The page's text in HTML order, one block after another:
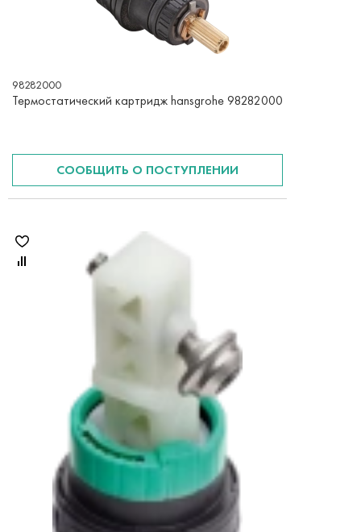
98282000
Термостатический картридж hansgrohe 98282000
СООБЩИТЬ О ПОСТУПЛЕНИИ